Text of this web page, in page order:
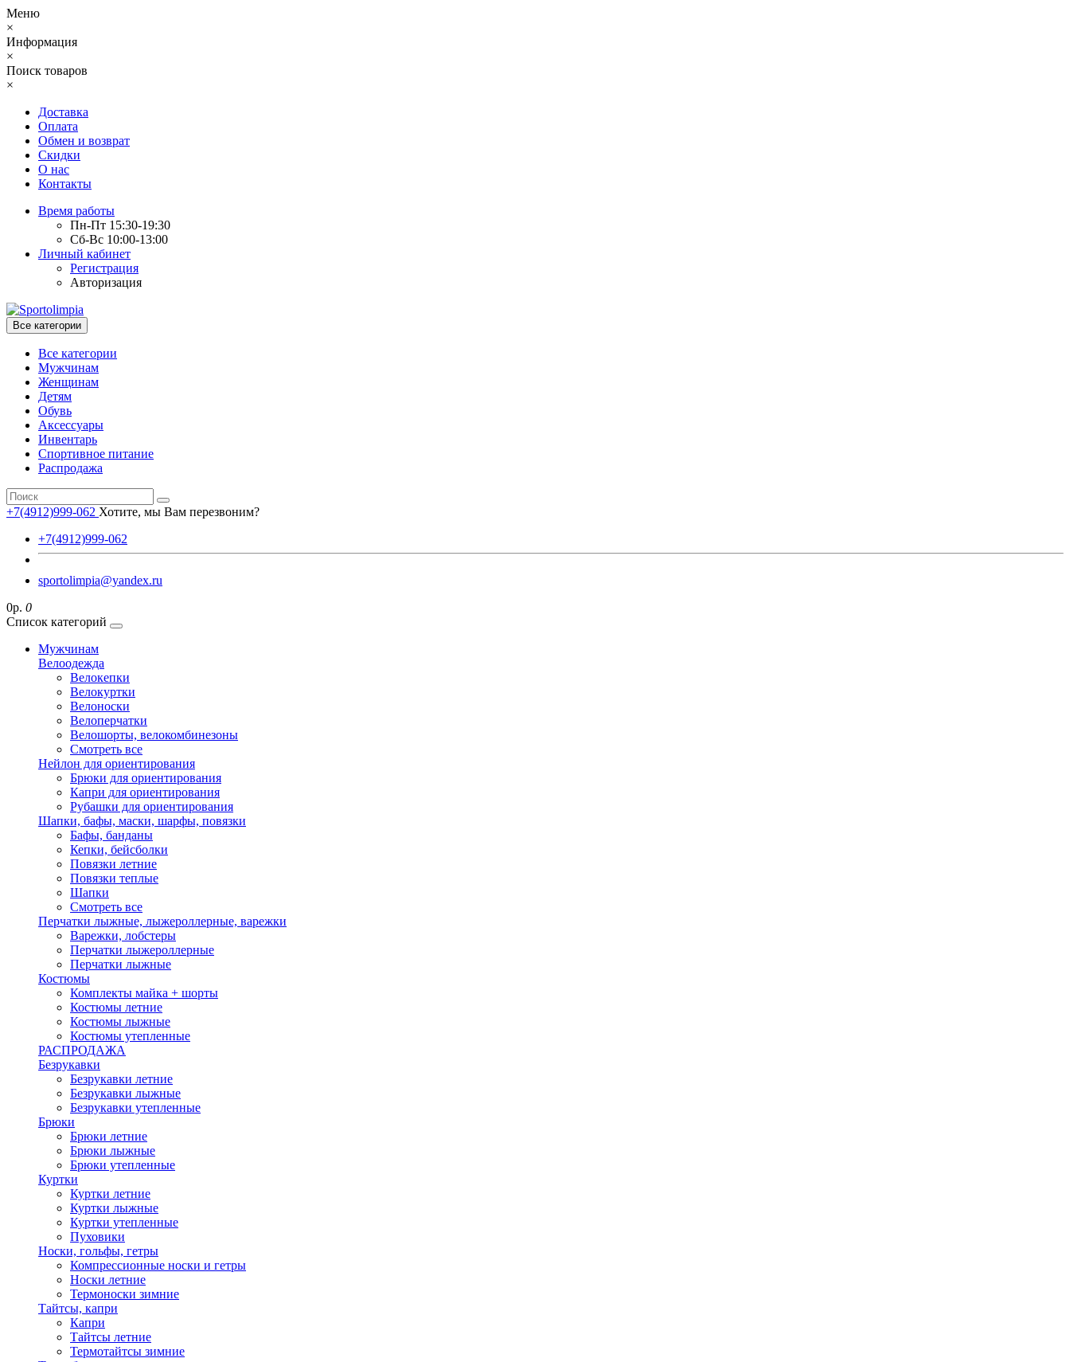
Меню
×
Информация
×
Поиск товаров
×
Доставка
Оплата
Обмен и возврат
Скидки
О нас
Контакты
Время работы
Пн-Пт 15:30-19:30
Сб-Вс 10:00-13:00
Личный кабинет
Регистрация
Авторизация
Все категории
Все категории
Мужчинам
Женщинам
Детям
Обувь
Аксессуары
Инвентарь
Спортивное питание
Распродажа
+7(4912)999-062 Хотите, мы Вам перезвоним?
+7(4912)999-062
sportolimpia@yandex.ru
0р. 0
Список категорий
Мужчинам
Велоодежда
Велокепки
Велокуртки
Велоноски
Велоперчатки
Велошорты, велокомбинезоны
Смотреть все
Нейлон для ориентирования
Брюки для ориентирования
Капри для ориентирования
Рубашки для ориентирования
Шапки, бафы, маски, шарфы, повязки
Бафы, банданы
Кепки, бейсболки
Повязки летние
Повязки теплые
Шапки
Смотреть все
Перчатки лыжные, лыжероллерные, варежки
Варежки, лобстеры
Перчатки лыжероллерные
Перчатки лыжные
Костюмы
Комплекты майка + шорты
Костюмы летние
Костюмы лыжные
Костюмы утепленные
РАСПРОДАЖА
Безрукавки
Безрукавки летние
Безрукавки лыжные
Безрукавки утепленные
Брюки
Брюки летние
Брюки лыжные
Брюки утепленные
Куртки
Куртки летние
Куртки лыжные
Куртки утепленные
Пуховики
Носки, гольфы, гетры
Компрессионные носки и гетры
Носки летние
Термоноски зимние
Тайтсы, капри
Капри
Тайтсы летние
Термотайтсы зимние